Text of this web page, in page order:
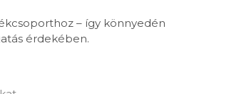
– így könnyedén
érdekében.